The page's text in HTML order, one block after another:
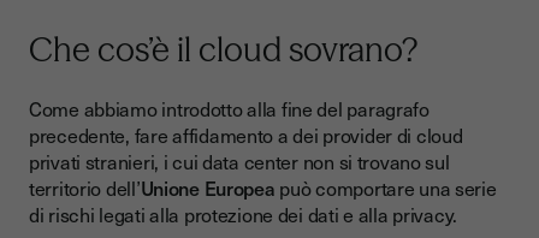
Che cos’è il cloud sovrano?
Come abbiamo introdotto alla fine del paragrafo
precedente, fare affidamento a dei provider di cloud
privati stranieri, i cui data center non si trovano sul
territorio dell’Unione Europea può comportare una serie
di rischi legati alla protezione dei dati e alla privacy.